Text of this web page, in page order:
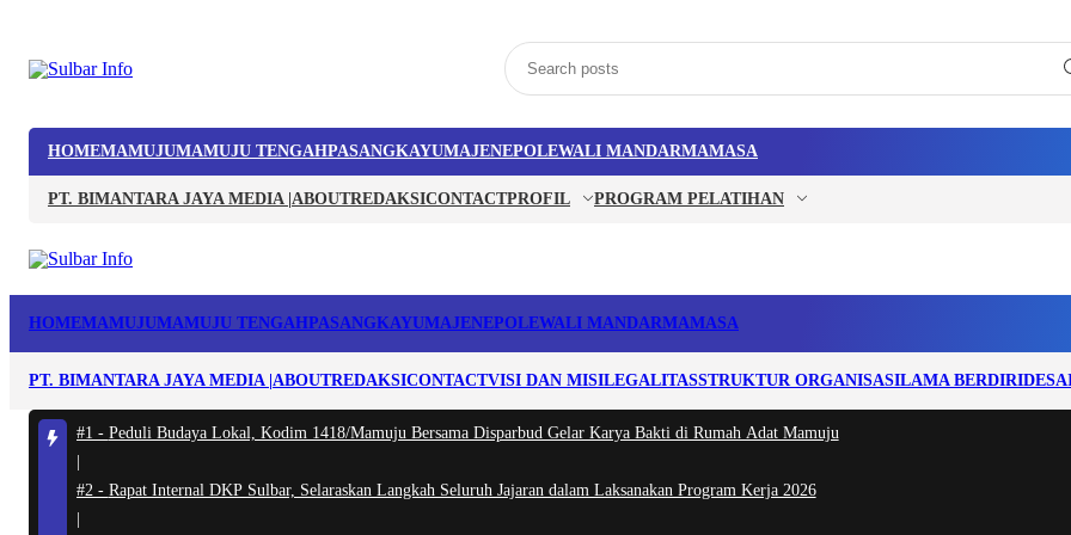
HOMEMAMUJUMAMUJU TENGAHPASANGKAYUMAJENEPOLEWALI MANDARMAMASA
PT. BIMANTARA JAYA MEDIA | ABOUTREDAKSICONTACTPROFIL PROGRAM PELATIHAN
HOMEMAMUJUMAMUJU TENGAHPASANGKAYUMAJENEPOLEWALI MANDARMAMASA
PT. BIMANTARA JAYA MEDIA | ABOUTREDAKSICONTACTVISI DAN MISILEGALITASSTRUKTUR ORGANISASILAMA BERDIRI
#1 - Peduli Budaya Lokal, Kodim 1418/Mamuju Bersama Disparbud Gelar Karya Bakti di Rumah Adat Mamuju
#2 - Rapat Internal DKP Sulbar, Selaraskan Langkah Seluruh Jajaran dalam Laksanakan Program Kerja 2026